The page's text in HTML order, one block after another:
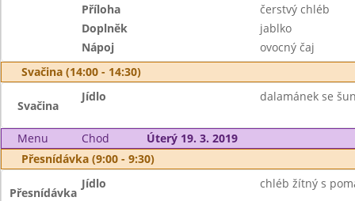
Příloha
čerstvý chléb
Doplněk
jablko
Nápoj
ovocný čaj
Svačina (14:00 - 14:30)
Svačina
Jídlo dalamánek se
Menu Chod
Úterý 19. 3. 2019
Přesnídávka (9:00 - 9:30)
Přesnídávka
Jídlo chléb žítný s